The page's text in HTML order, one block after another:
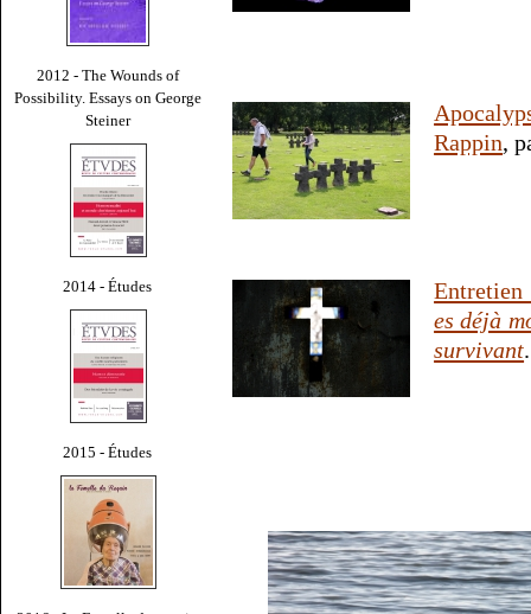
2012 - The Wounds of
Possibility. Essays on George
Steiner
2014 - Études
2015 - Études
Rappin,
es déjà
survivant.